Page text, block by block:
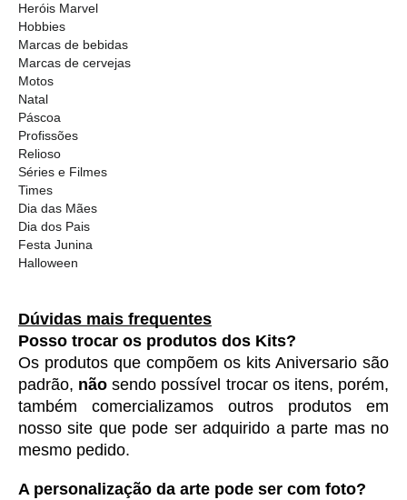
Heróis Marvel
Hobbies
Marcas de bebidas
Marcas de cervejas
Motos
Natal
Páscoa
Profissões
Relioso
Séries e Filmes
Times
Dia das Mães
Dia dos Pais
Festa Junina
Halloween
Dúvidas mais frequentes
Posso trocar os produtos dos Kits?
Os produtos que compõem os kits Aniversario são
padrão, não sendo possível trocar os itens, porém,
também comercializamos outros produtos em
nosso site que pode ser adquirido a parte mas no
mesmo pedido.
A personalização da arte pode ser com foto?